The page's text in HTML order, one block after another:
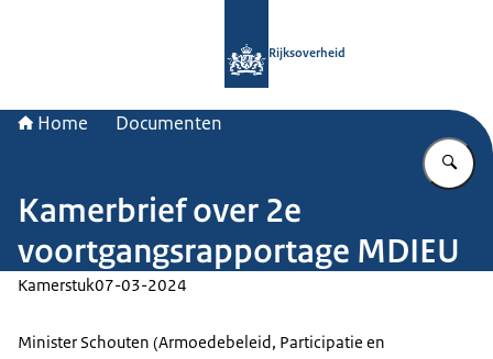
Rijksoverheid
Home Documenten
Kamerbrief over 2e
voortgangsrapportage MDIEU
Kamerstuk07-03-2024
Minister Schouten (Armoedebeleid, Participatie en